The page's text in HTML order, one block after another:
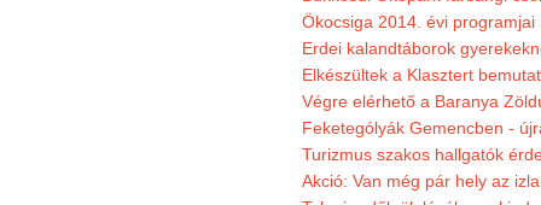
Ökocsiga 2014. évi programjai
Erdei kalandtáborok
Elkészültek a Klasztert
Végre elérhető a Baranya
Feketególyák Gemencben -
Turizmus szakos hallgatók
Akció: Van még pár hely az